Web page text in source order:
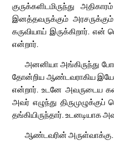
குருக்களிடமிருந்து
இனத்தவருக்கும்
கருவியாய் இருக்கிறார்.
என்றார்.
அனனியா அங்கிருந்து
தோன்றிய ஆண்டவராகிய
என்றார். உடனே அவருடைய
அவர் எழுந்து
தங்கியிருந்தார்.
ஆண்டவரின் அருள்வாக்கு.